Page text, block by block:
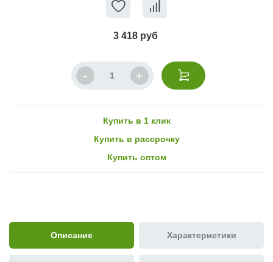
3 418 руб
Купить в 1 клик
Купить в рассрочку
Купить оптом
Описание Характеристики